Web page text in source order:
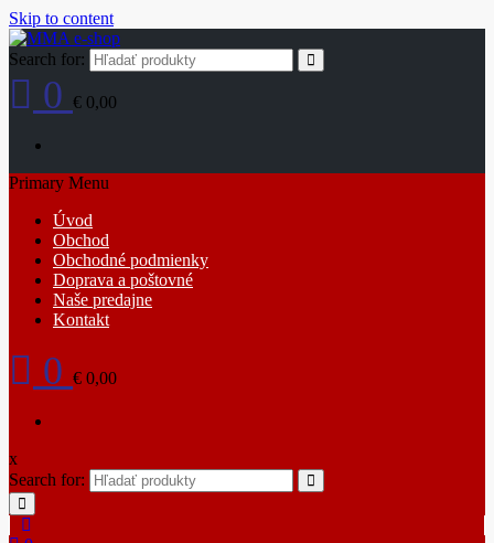
Skip to content
Search for:
0 € 0,00
Primary Menu
Úvod
Obchod
Obchodné podmienky
Doprava a poštovné
Naše predajne
Kontakt
0 € 0,00
x
Search for: